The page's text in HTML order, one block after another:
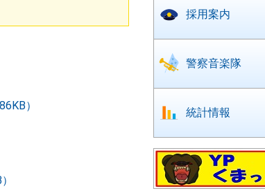
）
採用案内
警察音楽隊
統計情報